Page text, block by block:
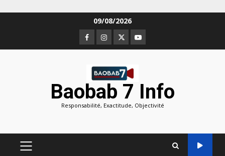
09/08/2026
Facebook
Instagram
TwitterYoutube
Baobab 7 Info
Responsabilité, Exactitude, Objectivité
MENU